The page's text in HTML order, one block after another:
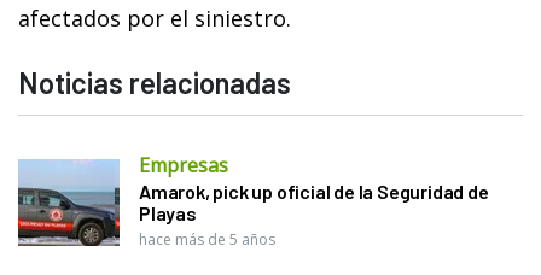
afectados por el siniestro.
Noticias relacionadas
Empresas
Amarok, pick up oficial de la Seguridad de
Playas
hace más de 5 años